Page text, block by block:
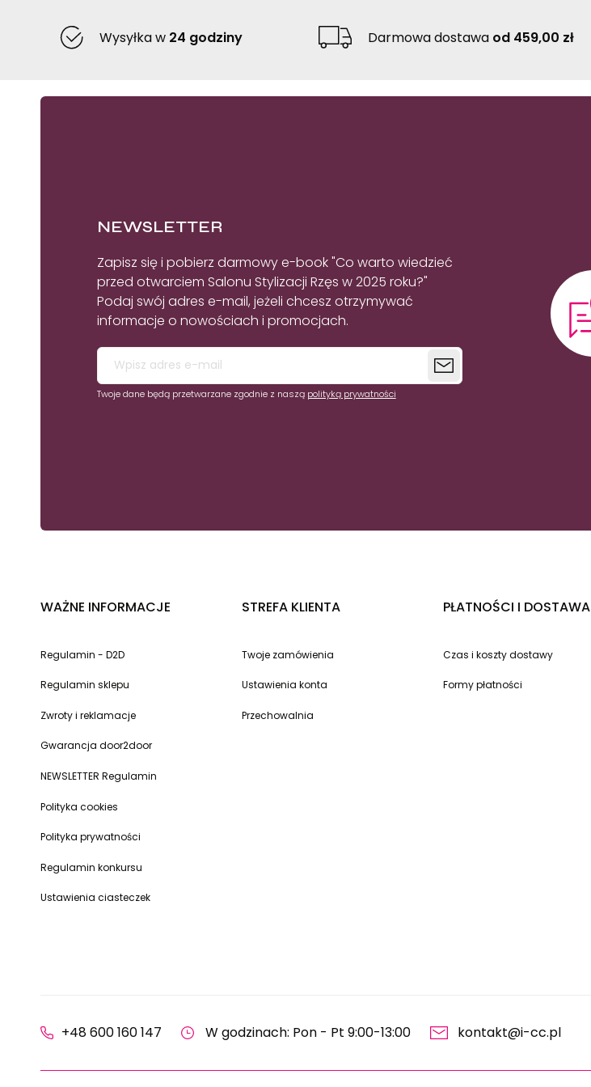
Wysyłka w 24 godziny Darmowa dostawa od 459,00 zł
NEWSLETTER
Zapisz się i pobierz darmowy e-book "Co warto wiedzieć
przed otwarciem Salonu Stylizacji Rzęs w 2025 roku?"
Podaj swój adres e-mail, jeżeli chcesz otrzymywać
informacje o nowościach i promocjach.
Twoje dane będą przetwarzane zgodnie z naszą polityką prywatności
WAŻNE INFORMACJE
Regulamin - D2D
Regulamin sklepu
Zwroty i reklamacje
Gwarancja door2door
NEWSLETTER Regulamin
Polityka cookies
Polityka prywatności
Regulamin konkursu
Ustawienia ciasteczek
STREFA KLIENTA
Twoje zamówienia
Ustawienia konta
Przechowalnia
PŁATNOŚCI I DOSTAWA
Czas i koszty dostawy
Formy płatności
+48 600 160 147 W godzinach: Pon - Pt 9:00-13:00 kontakt@i-cc.pl